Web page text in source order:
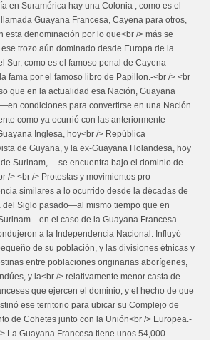
en Suramérica hay una Colonia , como es el
Guayana Francesa, Cayena para otros,
esta denominación por lo que<br /> más se
trozo aún dominado desde Europa de la
Sur, como es el famoso penal de Cayena
fama por el famoso libro de Papillon.-<br /> <br
que en la actualidad esa Nación, Guayana
condiciones para convertirse en una Nación
como ya ocurrió con las anteriormente
Inglesa, hoy<br /> República
de Guyana, y la ex-Guayana Holandesa, hoy
Surinam,— se encuentra bajo el dominio de
/> <br /> Protestas y movimientos pro
similares a lo ocurrido desde la décadas de
del Siglo pasado—al mismo tiempo que en
el caso de la Guayana Francesa
a la Independencia Nacional. Influyó
de su población, y las divisiones étnicas y
entre poblaciones originarias aborígenes,
y la<br /> relativamente menor casta de
que ejercen el dominio, y el hecho de que
ese territorio para ubicar su Complejo de
de Cohetes junto con la Unión<br /> Europea.-
La Guayana Francesa tiene unos 54,000